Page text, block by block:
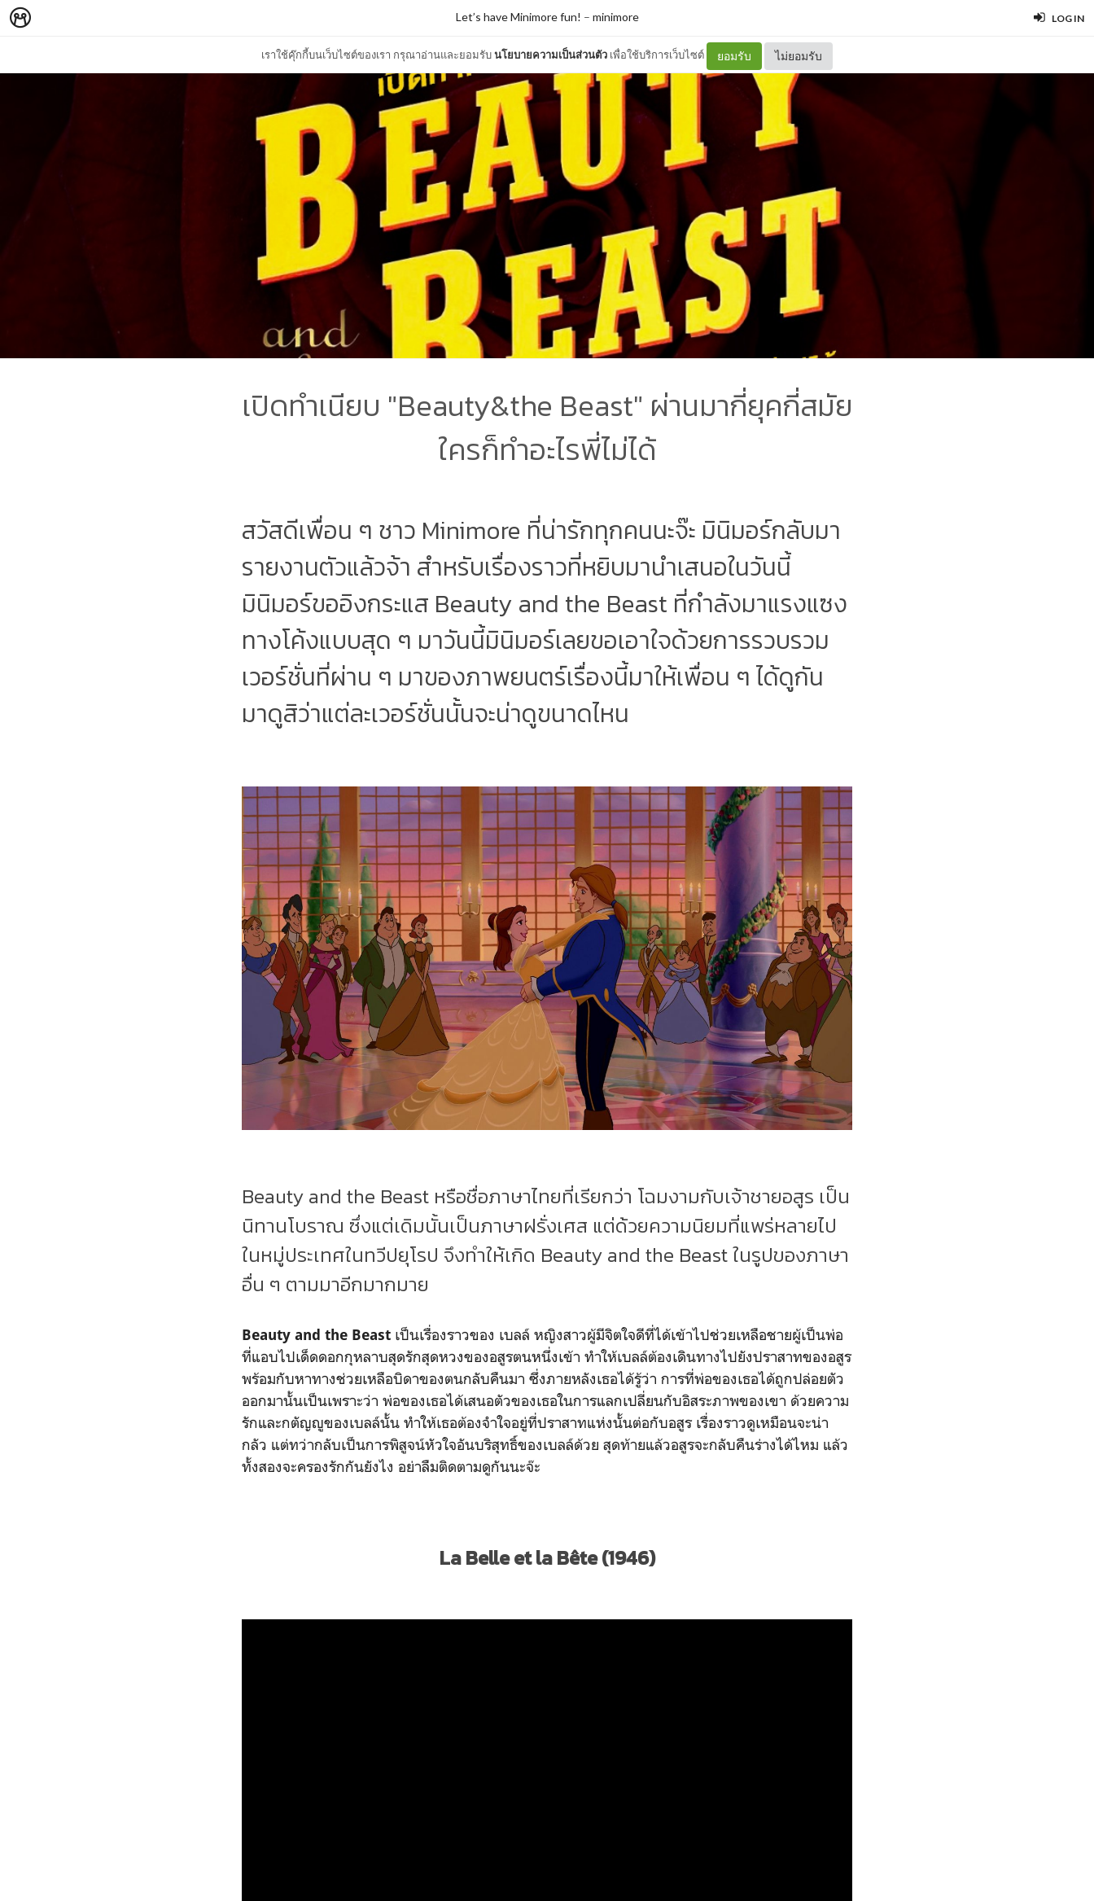
LOG IN
เราใช้คุ๊กกี้บนเว็บไซต์ของเรา กรุณาอ่านและยอมรับนโยบายความเป็นส่วนตัว เพื่อใช้บริการเว็บไซต์ ยอมรับ ไม่ยอมรับ
Let’s have Minimore fun! – minimore
เปิดทำเนียบ "Beauty&the Beast" ผ่านมากี่ยุคกี่สมัย
ใครก็ทำอะไรพี่ไม่ได้
สวัสดีเพื่อน ๆ ชาว Minimore ที่น่ารักทุกคนนะจ๊ะ มินิมอร์กลับมา
รายงานตัวแล้วจ้า สำหรับเรื่องราวที่หยิบมานำเสนอในวันนี้
มินิมอร์ขออิงกระแส Beauty and the Beast ที่กำลังมาแรงแซง
ทางโค้งแบบสุด ๆ มาวันนี้มินิมอร์เลยขอเอาใจด้วยการรวบรวม
เวอร์ชั่นที่ผ่าน ๆ มาของภาพยนตร์เรื่องนี้มาให้เพื่อน ๆ ได้ดูกัน
มาดูสิว่าแต่ละเวอร์ชั่นนั้นจะน่าดูขนาดไหน
Beauty and the Beast หรือชื่อภาษาไทยที่เรียกว่า โฉมงามกับเจ้าชายอสูร เป็น
นิทานโบราณ ซึ่งแต่เดิมนั้นเป็นภาษาฝรั่งเศส แต่ด้วยความนิยมที่แพร่หลายไป
ในหมู่ประเทศในทวีปยุโรป จึงทำให้เกิด Beauty and the Beast ในรูปของภาษา
อื่น ๆ ตามมาอีกมากมาย
Beauty and the Beast เป็นเรื่องราวของ เบลล์ หญิงสาวผู้มีจิตใจดีที่ได้เข้าไปช่วยเหลือชายผู้เป็นพ่อ
ที่แอบไปเด็ดดอกกุหลาบสุดรักสุดหวงของอสูรตนหนึ่งเข้า ทำให้เบลล์ต้องเดินทางไปยังปราสาทของอสูร
พร้อมกับหาทางช่วยเหลือบิดาของตนกลับคืนมา ซึ่งภายหลังเธอได้รู้ว่า การที่พ่อของเธอได้ถูกปล่อยตัว
ออกมานั้นเป็นเพราะว่า พ่อของเธอได้เสนอตัวของเธอในการแลกเปลี่ยนกับอิสระภาพของเขา ด้วยความ
รักและกตัญญูของเบลล์นั้น ทำให้เธอต้องจำใจอยู่ที่ปราสาทแห่งนั้นต่อกับอสูร เรื่องราวดูเหมือนจะน่า
กลัว แต่ทว่ากลับเป็นการพิสูจน์หัวใจอันบริสุทธิ์ของเบลล์ด้วย สุดท้ายแล้วอสูรจะกลับคืนร่างได้ไหม แล้ว
ทั้งสองจะครองรักกันยังไง อย่าลืมติดตามดูกันนะจ๊ะ
La Belle et la Bête (1946)